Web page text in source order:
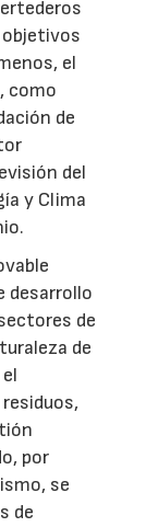
el
como
de
del
y Clima
desarrollo
de
de
por
se
de